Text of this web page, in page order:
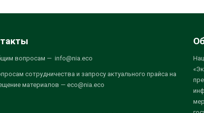
вопросам — info@nia.eco
сотрудничества и запросу актуального прайса на
материалов — eco@nia.eco